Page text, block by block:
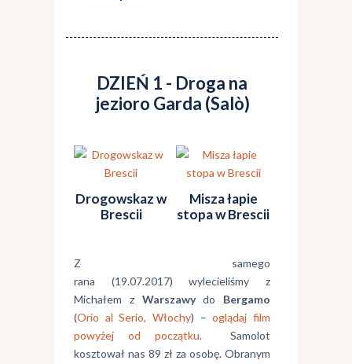
DZIEŃ 1 - Droga na
jezioro Garda (Salò)
Drogowskaz w
Brescii
Misza łapie
stopa w Brescii
Z samego
rana (19.07.2017) wylecieliśmy z
Michałem z Warszawydo Bergamo
(Orio al Serio, Włochy) –oglądaj film
powyżej od początku. Samolot
kosztował nas 89 zł za osobę. Obranym